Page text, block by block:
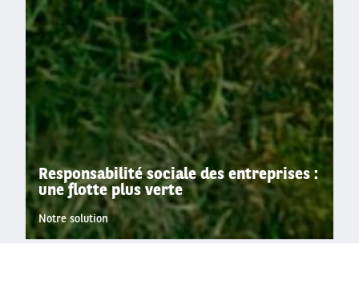
Responsabilité sociale des entreprises :
une flotte plus verte
Notre solution